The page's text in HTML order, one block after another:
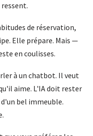
de réservation,
Elle prépare. Mais —
en coulisses.
à un chatbot. Il veut
aime. L'IA doit rester
bel immeuble.